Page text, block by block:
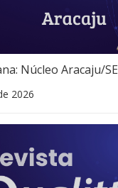
Núcleo Aracaju/SE
2026